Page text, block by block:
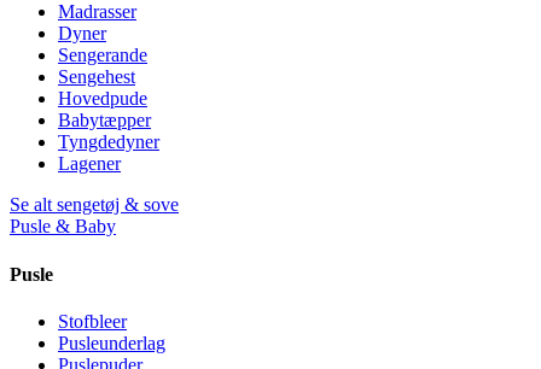
Madrasser
Dyner
Sengerande
Sengehest
Hovedpude
Babytæpper
Tyngdedyner
Lagener
Se alt sengetøj & sove
Pusle & Baby
Pusle
Stofbleer
Pusleunderlag
Puslepuder